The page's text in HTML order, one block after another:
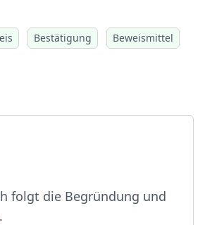
Bestätigung
Beweismittel
folgt die Begründung und